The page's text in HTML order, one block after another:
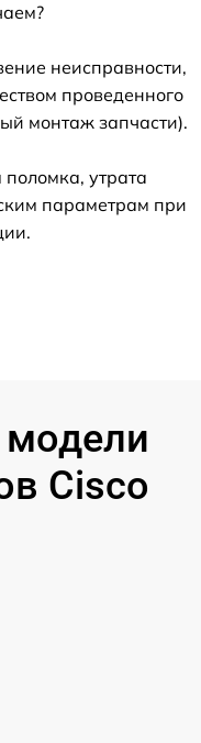
неисправности,
проведенного
монтаж запчасти).
утрата
параметрам при
Cisco